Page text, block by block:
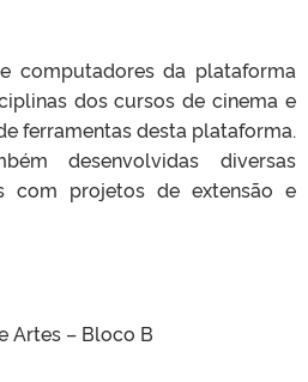
computadores da plataforma
dos cursos de cinema e
ferramentas desta plataforma.
desenvolvidas diversas
com projetos de extensão e
Artes – Bloco B